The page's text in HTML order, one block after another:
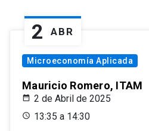
2 ABR
Microeconomía Aplicada
Mauricio Romero, ITAM
2 de Abril de 2025
13:35 a 14:30